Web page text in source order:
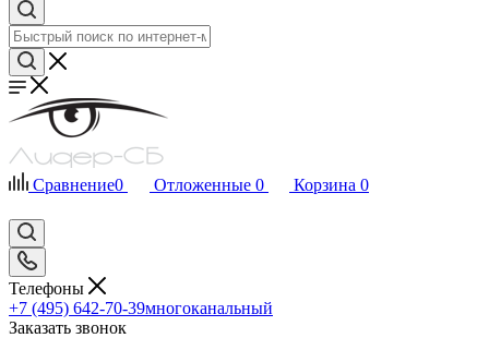
Сравнение0 Отложенные 0 Корзина 0
Телефоны
+7 (495) 642-70-39многоканальный
Заказать звонок